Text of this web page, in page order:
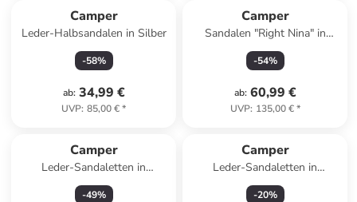
Camper
Leder-Halbsandalen in Silber
-58%
ab: 34,99 €
UVP: 85,00 €*
Camper
Sandalen "Right Nina" in
Schwarz
-54%
ab: 60,99 €
UVP: 135,00 €*
Camper
Leder-Sandaletten in
Hellbraun
-49%
Camper
Leder-Sandaletten in
Hellbraun
-20%